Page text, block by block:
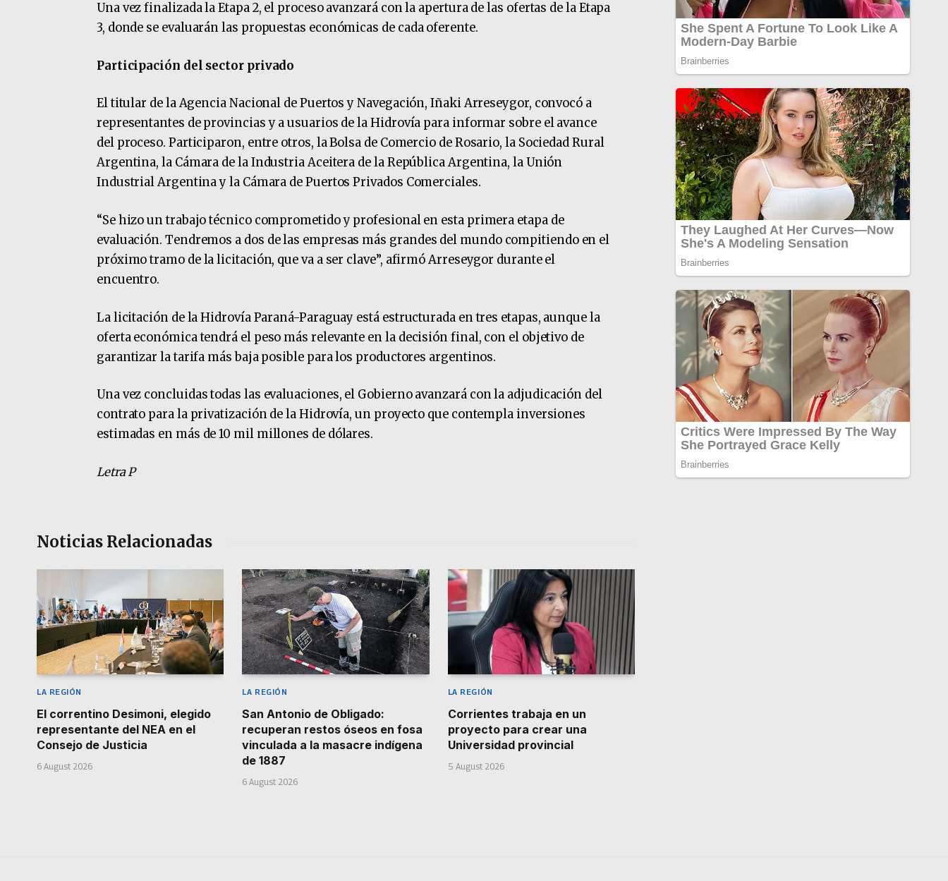
Una vez finalizada la Etapa 2, el proceso avanzará con la apertura de las ofertas de la Etapa
3, donde se evaluarán las propuestas económicas de cada oferente.
Participación del sector privado
El titular de la Agencia Nacional de Puertos y Navegación, Iñaki Arreseygor, convocó a
representantes de provincias y a usuarios de la Hidrovía para informar sobre el avance
del proceso. Participaron, entre otros, la Bolsa de Comercio de Rosario, la Sociedad Rural
Argentina, la Cámara de la Industria Aceitera de la República Argentina, la Unión
Industrial Argentina y la Cámara de Puertos Privados Comerciales.
“Se hizo un trabajo técnico comprometido y profesional en esta primera etapa de
evaluación. Tendremos a dos de las empresas más grandes del mundo compitiendo en el
próximo tramo de la licitación, que va a ser clave”, afirmó Arreseygor durante el
encuentro.
La licitación de la Hidrovía Paraná-Paraguay está estructurada en tres etapas, aunque la
oferta económica tendrá el peso más relevante en la decisión final, con el objetivo de
garantizar la tarifa más baja posible para los productores argentinos.
Una vez concluidas todas las evaluaciones, el Gobierno avanzará con la adjudicación del
contrato para la privatización de la Hidrovía, un proyecto que contempla inversiones
estimadas en más de 10 mil millones de dólares.
Letra P
Noticias Relacionadas
LA REGIÓN
El correntino Desimoni, elegido
representante del NEA en el
Consejo de Justicia
6 August 2026
LA REGIÓN
San Antonio de Obligado:
recuperan restos óseos en fosa
vinculada a la masacre indígena
de 1887
6 August 2026
LA REGIÓN
Corrientes trabaja en un
proyecto para crear una
Universidad provincial
5 August 2026